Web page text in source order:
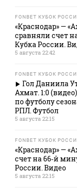
FONBET КУБОК
«Краснодар» —
сравняли счет
Кубка России.
5 августа 22:42
FONBET КУБОК
Гол Даниила
Ахмат. 1:0
по футболу
РПЛ. Футбол
5 августа 22:15
FONBET КУБОК
«Краснодар» —
счет на 66‑й
России. Видео
5 августа 22:15